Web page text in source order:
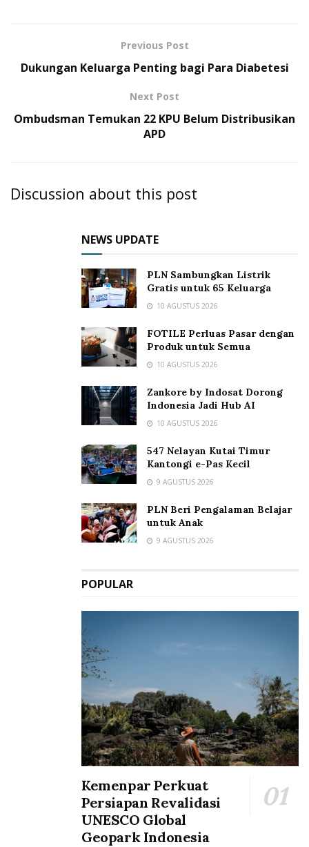
Previous Post
Dukungan Keluarga Penting bagi Para Diabetesi
Next Post
Ombudsman Temukan 22 KPU Belum Distribusikan
APD
Discussion about this post
NEWS UPDATE
PLN Sambungkan Listrik
Gratis untuk 65 Keluarga
10 AGUSTUS 2026
FOTILE Perluas Pasar dengan
Produk untuk Semua
10 AGUSTUS 2026
Zankore by Indosat Dorong
Indonesia Jadi Hub AI
10 AGUSTUS 2026
547 Nelayan Kutai Timur
Kantongi e-Pas Kecil
9 AGUSTUS 2026
PLN Beri Pengalaman Belajar
untuk Anak
9 AGUSTUS 2026
POPULAR
Kemenpar Perkuat
Persiapan Revalidasi
UNESCO Global
Geopark Indonesia